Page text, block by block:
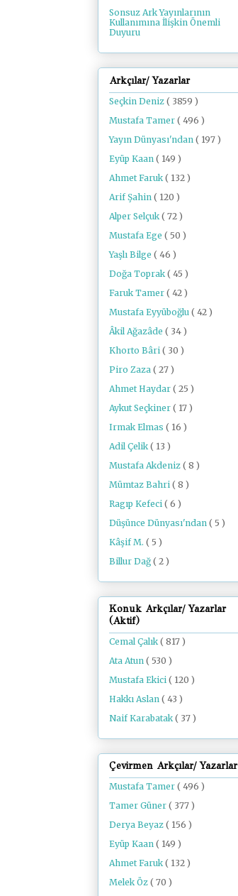
Sonsuz Ark Yayınlarının
Kullanımına İlişkin Önemli
Duyuru
Arkçılar/ Yazarlar
Seçkin Deniz ( 3859 )
Mustafa Tamer ( 496 )
Yayın Dünyası'ndan ( 197 )
Eyüp Kaan ( 149 )
Ahmet Faruk ( 132 )
Arif Şahin ( 120 )
Alper Selçuk ( 72 )
Mustafa Ege ( 50 )
Yaşlı Bilge ( 46 )
Doğa Toprak ( 45 )
Faruk Tamer ( 42 )
Mustafa Eyyüboğlu ( 42 )
Âkil Ağazâde ( 34 )
Khorto Bâri ( 30 )
Piro Zaza ( 27 )
Ahmet Haydar ( 25 )
Aykut Seçkiner ( 17 )
Irmak Elmas ( 16 )
Adil Çelik ( 13 )
Mustafa Akdeniz ( 8 )
Mümtaz Bahri ( 8 )
Ragıp Kefeci ( 6 )
Düşünce Dünyası'ndan ( 5 )
Kâşif M. ( 5 )
Billur Dağ ( 2 )
Konuk Arkçılar/ Yazarlar
(Aktif)
Cemal Çalık( 817 )
Ata Atun ( 530 )
Mustafa Ekici ( 120 )
Hakkı Aslan ( 43 )
Naif Karabatak( 37 )
Çevirmen Arkçılar/ Yazarlar
Mustafa Tamer ( 496 )
Tamer Güner ( 377 )
Derya Beyaz ( 156 )
Eyüp Kaan ( 149 )
Ahmet Faruk( 132 )
Melek Öz ( 70 )